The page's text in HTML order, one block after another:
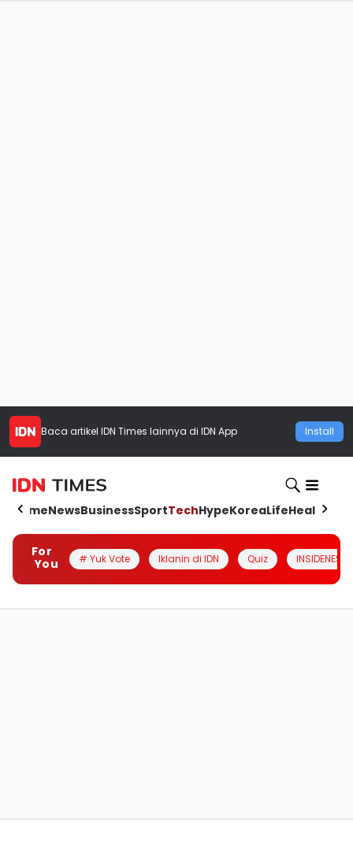
Baca artikel IDN Times lainnya di IDN App Install
HomeNewsBusinessSportTechHypeKoreaLifeHealth
For
You
# Yuk Vote Iklanin di IDN Quiz INSIDENESIA